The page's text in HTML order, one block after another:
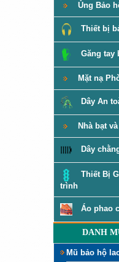
Ủng Bảo
Thiết bị
Găng tay
Mặt nạ
Dây An
Nhà bạt
Dây
Thiết Bị
trình
Áo phao
DANH
Mũ bảo hộ